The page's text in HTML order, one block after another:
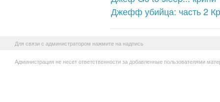
Джефф убийца: часть 2
Для связи с администратором нажмите на надпись
Администрация не несет ответственности за добавленные пользователями